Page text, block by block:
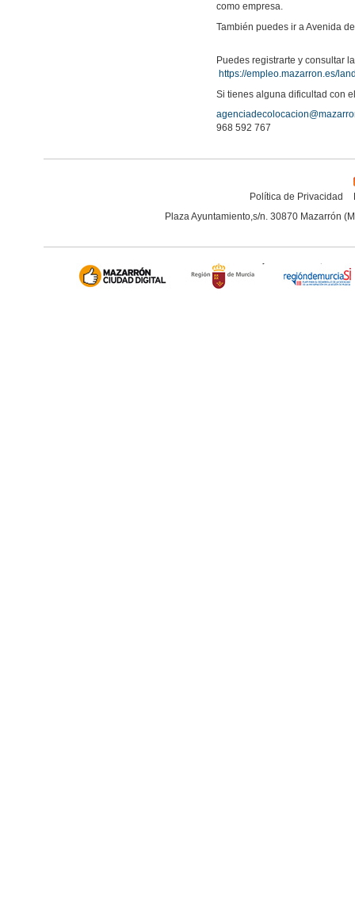
como empresa.
También puedes ir a Avenida
Puedes registrarte y consultar
https://empleo.mazarron.es/
Si tienes alguna dificultad con
968 592 767
Política de Privacidad
Plaza Ayuntamiento,s/n. 30870 Mazarrón